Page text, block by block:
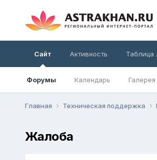
Сайт
Форумы Календарь Галерея
Активность Таблица
Главная Техническая поддержка
Жалоба